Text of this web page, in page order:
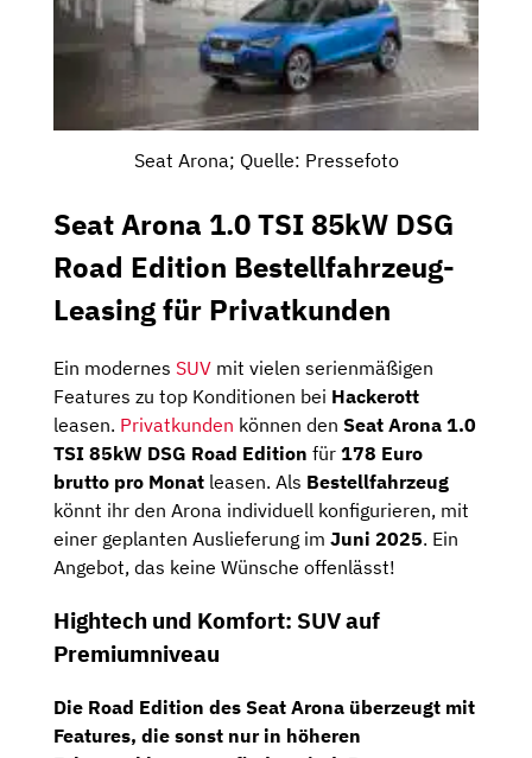
Seat Arona; Quelle: Pressefoto
Seat Arona 1.0 TSI 85kW DSG
Road Edition Bestellfahrzeug-
Leasing für Privatkunden
Ein modernes SUV mit vielen serienmäßigen
Features zu top Konditionen bei Hackerott
leasen. Privatkunden können den Seat Arona 1.0
TSI 85kW DSG Road Edition für 178 Euro
brutto pro Monat leasen. Als Bestellfahrzeug
könnt ihr den Arona individuell konfigurieren, mit
einer geplanten Auslieferung im Juni 2025. Ein
Angebot, das keine Wünsche offenlässt!
Hightech und Komfort: SUV auf
Premiumniveau
Die Road Edition des Seat Arona überzeugt mit
Features, die sonst nur in höheren